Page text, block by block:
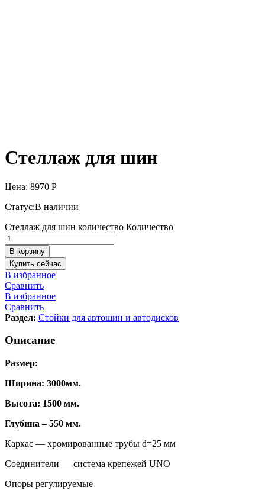
Стеллаж для шин
Цена: 8970 Р
Статус:В наличии
Стеллаж для шин количество Количество
В корзину
Купить сейчас
В избранное
Сравнить
В избранное
Сравнить
Раздел: Стойки для автошин и автодисков
Описание
Размер:
Ширина: 3000мм.
Высота: 1500 мм.
Глубина – 550 мм.
Каркас — хромированные трубы d=25 мм
Соединители — система крепежей UNO
Опоры регулируемые